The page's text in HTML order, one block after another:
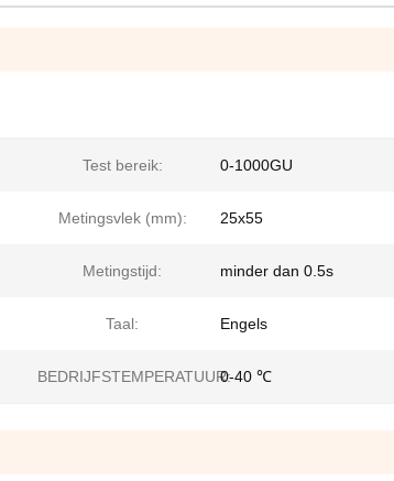
Test bereik: 0-1000GU
Metingsvlek (mm): 25x55
Metingstijd: minder dan 0.5s
Taal: Engels
BEDRIJFSTEMPERATUUR:0-40 ℃